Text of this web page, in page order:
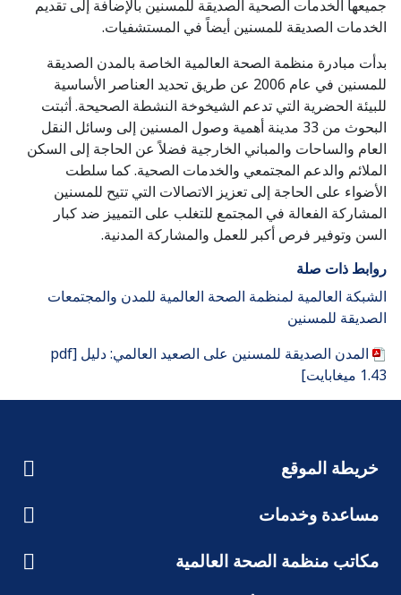
جميعها الخدمات الصحية الصديقة للمسنين بالإضافة إلى تقديم
الخدمات الصديقة للمسنين أيضاً في المستشفيات.
بدأت مبادرة منظمة الصحة العالمية الخاصة بالمدن الصديقة
للمسنين في عام 2006 عن طريق تحديد العناصر الأساسية
للبيئة الحضرية التي تدعم الشيخوخة النشطة الصحيحة. أثبتت
البحوث من 33 مدينة أهمية وصول المسنين إلى وسائل النقل
العام والساحات والمباني الخارجية فضلاً عن الحاجة إلى السكن
الملائم والدعم المجتمعي والخدمات الصحية. كما سلطت
الأضواء على الحاجة إلى تعزيز الاتصالات التي تتيح للمسنين
المشاركة الفعالة في المجتمع للتغلب على التمييز ضد كبار
السن وتوفير فرص أكبر للعمل والمشاركة المدنية.
روابط ذات صلة
الشبكة العالمية لمنظمة الصحة العالمية للمدن والمجتمعات
الصديقة للمسنين
المدن الصديقة للمسنين على الصعيد العالمي: دليل [pdf
1.43 ميغابايت]